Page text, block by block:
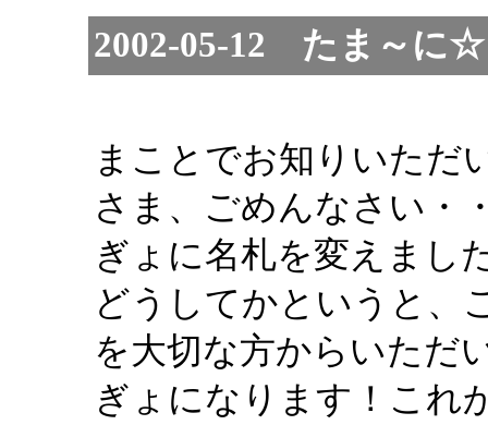
2002-05-12 たま～に
まことでお知りいただ
さま、ごめんなさい・
ぎょに名札を変えまし
どうしてかというと、
を大切な方からいただ
ぎょになります！これ